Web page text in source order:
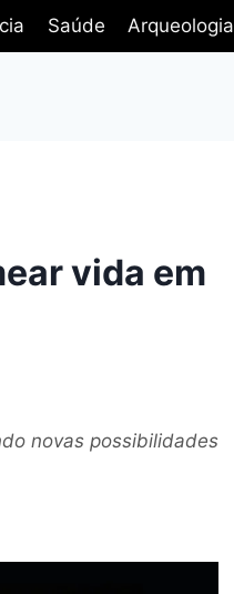
Saúde Arqueologia
vida em
novas possibilidades